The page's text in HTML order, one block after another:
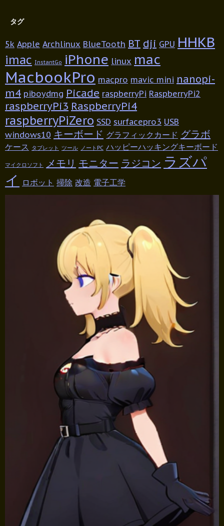
タグ
5k Apple Archlinux BlueTooth BT dji GPU HHKB
imac InstantGo iPhone linux mac
MacbookPro macpro mavic mini nanopi-
m4 piboydmg Picade raspberryPi RaspberryPi2
raspberryPi3 RaspberryPi4
raspberryPiZero SSD surfacepro3 USB
windows10 キーボード グラフィックカード グラボ
ケース タブレット ツール ノートPC ハッピーハッキングキーボード
マイクロソフト メモリ モニター ラジコン ラズパ
イ
ロボット 掃除 改造 電子工学